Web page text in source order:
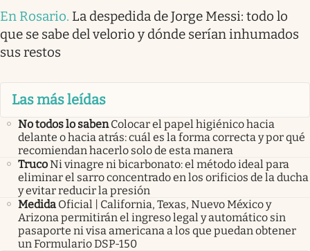
En Rosario. La despedida de Jorge Messi: todo lo
que se sabe del velorio y dónde serían inhumados
sus restos
Las más leídas
No todos lo saben Colocar el papel higiénico hacia
delante o hacia atrás: cuál es la forma correcta y por qué
recomiendan hacerlo solo de esta manera
TrucoNi vinagre ni bicarbonato: el método ideal para
eliminar el sarro concentrado en los orificios de la ducha
y evitar reducir la presión
Medida Oficial | California, Texas, Nuevo México y
Arizona permitirán el ingreso legal y automático sin
pasaporte ni visa americana a los que puedan obtener
un Formulario DSP-150